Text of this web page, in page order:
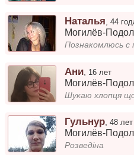
Наталья ,44
Могилёв-
Ани 16 лет
Могилёв-
Шукаю хлопця
Гульнур ,48 лет
Могилёв-
Розведіна